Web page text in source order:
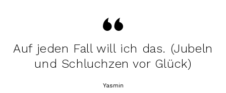
Auf jeden Fall will ich das. (Jubeln
und Schluchzen vor Glück)
Yasmin